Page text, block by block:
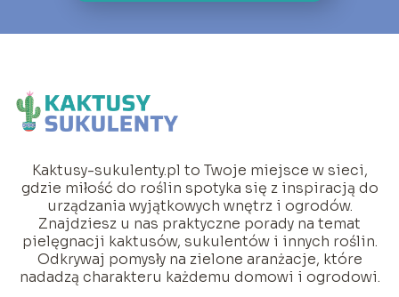
Kaktusy-sukulenty.pl to Twoje miejsce w sieci,
gdzie miłość do roślin spotyka się z inspiracją do
urządzania wyjątkowych wnętrz i ogrodów.
Znajdziesz u nas praktyczne porady na temat
pielęgnacji kaktusów, sukulentów i innych roślin.
Odkrywaj pomysły na zielone aranżacje, które
nadadzą charakteru każdemu domowi i ogrodowi.